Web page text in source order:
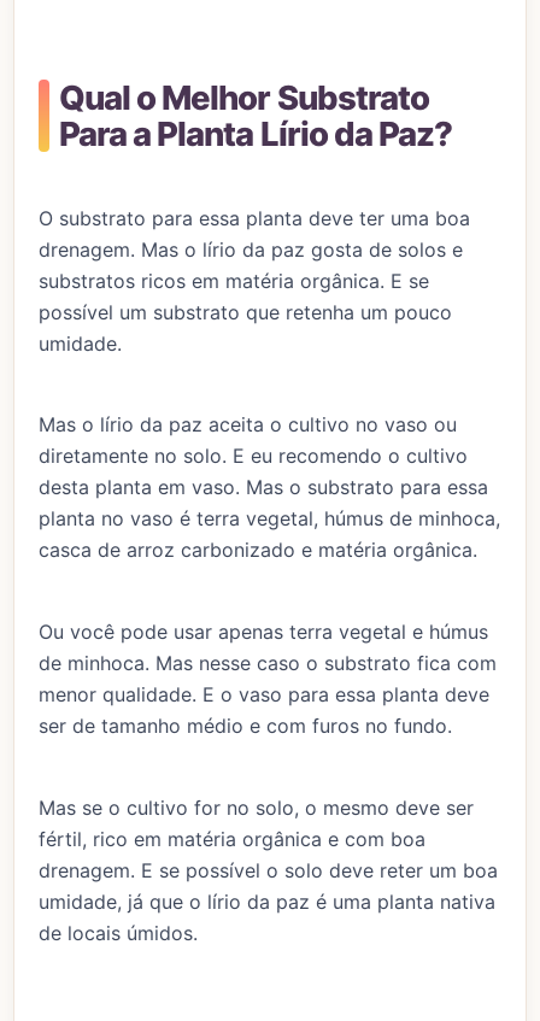
Qual o Melhor Substrato
Para a Planta Lírio da Paz?
O substrato para essa planta deve ter uma boa
drenagem. Mas o lírio da paz gosta de solos e
substratos ricos em matéria orgânica. E se
possível um substrato que retenha um pouco
umidade.
Mas o lírio da paz aceita o cultivo no vaso ou
diretamente no solo. E eu recomendo o cultivo
desta planta em vaso. Mas o substrato para essa
planta no vaso é terra vegetal, húmus de minhoca,
casca de arroz carbonizado e matéria orgânica.
Ou você pode usar apenas terra vegetal e húmus
de minhoca. Mas nesse caso o substrato fica com
menor qualidade. E o vaso para essa planta deve
ser de tamanho médio e com furos no fundo.
Mas se o cultivo for no solo, o mesmo deve ser
fértil, rico em matéria orgânica e com boa
drenagem. E se possível o solo deve reter um boa
umidade, já que o lírio da paz é uma planta nativa
de locais úmidos.